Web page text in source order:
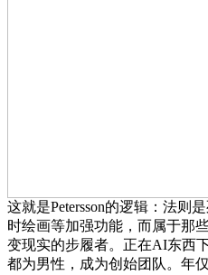
这就是Petersson的逻辑：法则
时绘画等加强功能，而属于那
变现实的步履者。正在AI东
都为男性，成为创始团队。年